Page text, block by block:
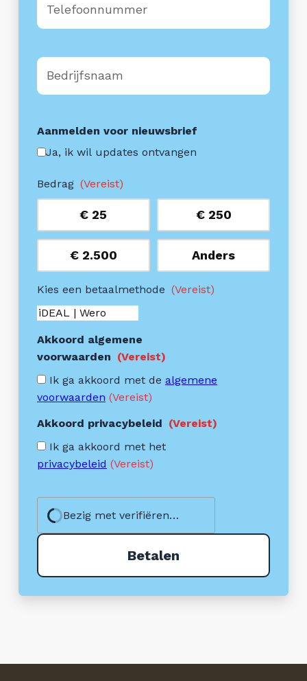
Telefoonnummer
Bedrijfsnaam
Aanmelden voor nieuwsbrief
Ja, ik wil updates ontvangen
Bedrag (Vereist)
€ 25 € 250
€ 2.500 Anders
Kies een betaalmethode (Vereist)
Akkoord algemene
voorwaarden (Vereist)
Ik ga akkoord met de algemene
voorwaarden (Vereist)
Akkoord privacybeleid (Vereist)
Ik ga akkoord met het
privacybeleid (Vereist)
Bezig met verifiëren…